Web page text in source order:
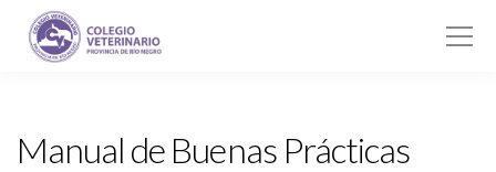
Manual de Buenas Prácticas